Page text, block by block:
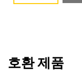
호환 제품